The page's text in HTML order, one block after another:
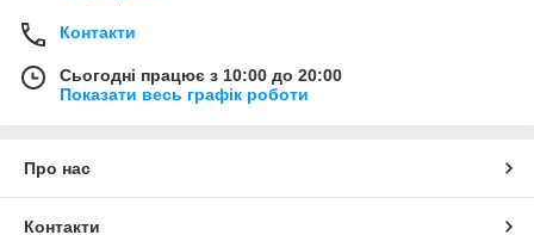
Контакти
Сьогодні працює з 10:00 до 20:00
Показати весь графік роботи
Про нас
Контакти